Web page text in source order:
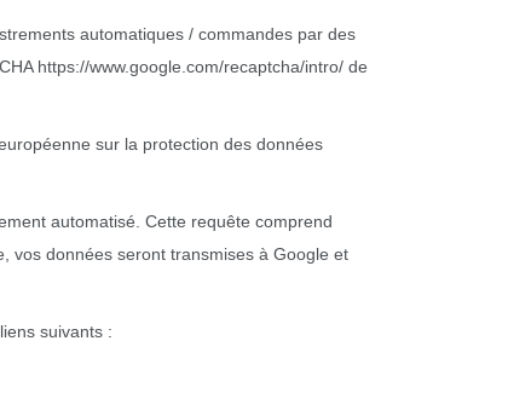
automatiques / commandes par des
https://www.google.com/recaptcha/intro/ de
sur la protection des données
automatisé. Cette requête comprend
vos données seront transmises à Google et
suivants :